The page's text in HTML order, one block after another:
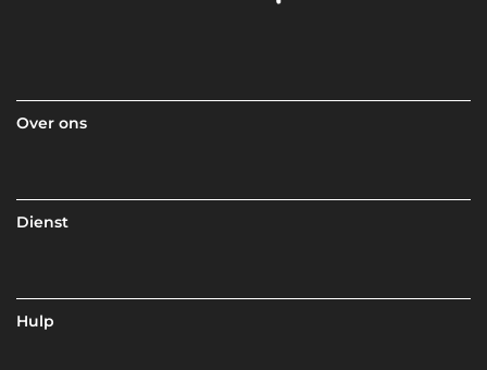
Over ons
Dienst
Hulp